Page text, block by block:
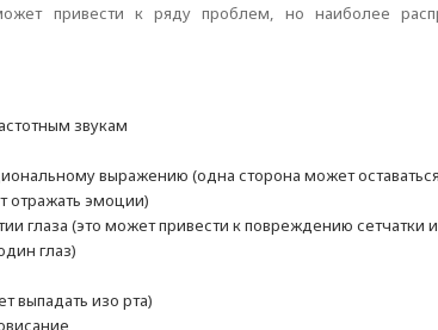
привести к ряду проблем, но наиболее
звукам
выражению (одна сторона может
отражать эмоции)
глаза (это может привести к повреждению сетчатки
глаз)
выпадать изо рта)